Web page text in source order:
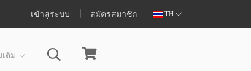
เข้าสู่ระบบ สมัครสมาชิก TH
เติม